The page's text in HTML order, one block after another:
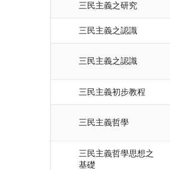
三民主義之研究
三民主義之認識
三民主義之認識
三民主義初步教程
三民主義哲學
三民主義哲學思想之
基礎